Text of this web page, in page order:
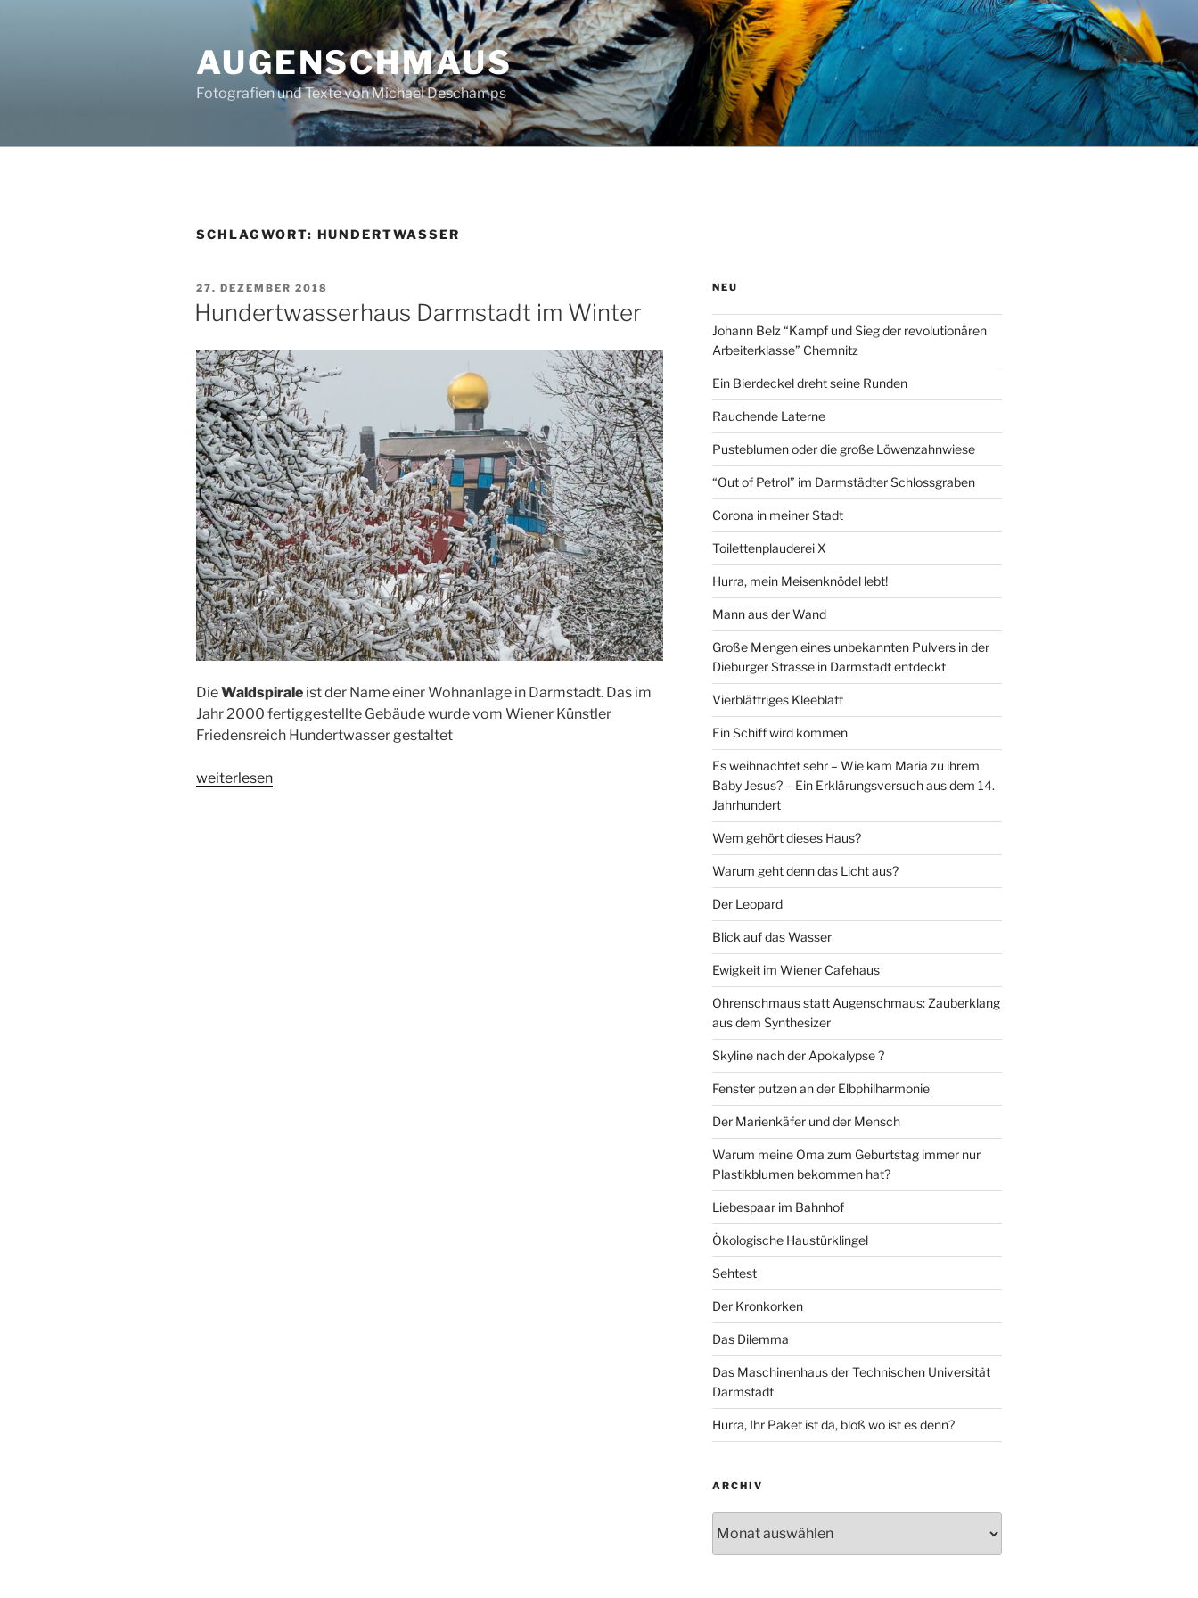
AUGENSCHMAUS
Fotografien und Texte von Michael Deschamps
SCHLAGWORT: HUNDERTWASSER
VERÖFFENTLICHT
AM
27. DEZEMBER 2018
Hundertwasserhaus Darmstadt im Winter
DieWaldspirale ist der Name einer Wohnanlage in Darmstadt. Das im
Jahr 2000 fertiggestellte Gebäudewurde vom Wiener Künstler
Friedensreich Hundertwasser gestaltet
„Hundertwasserhaus
weiterlesen
NEU
Johann Belz “Kampf und Sieg der revolutionären
Arbeiterklasse” Chemnitz
Ein Bierdeckel dreht seine Runden
Rauchende Laterne
Pusteblumen oder die große Löwenzahnwiese
“Out of Petrol” im Darmstädter Schlossgraben
Corona in meiner Stadt
Toilettenplauderei X
Hurra, mein Meisenknödel lebt!
Mann aus der Wand
Große Mengen eines unbekannten Pulvers in der
Dieburger Strasse in Darmstadt entdeckt
Vierblättriges Kleeblatt
Ein Schiff wird kommen
Es weihnachtet sehr – Wie kam Maria zu ihrem
Baby Jesus? – Ein Erklärungsversuch aus dem 14.
Jahrhundert
Wem gehört dieses Haus?
Warum geht denn das Licht aus?
Der Leopard
Blick auf das Wasser
Ewigkeit im Wiener Cafehaus
Ohrenschmaus statt Augenschmaus: Zauberklang
aus dem Synthesizer
Skyline nach der Apokalypse ?
Fenster putzen an der Elbphilharmonie
Der Marienkäfer und der Mensch
Warum meine Oma zum Geburtstag immer nur
Plastikblumen bekommen hat?
Liebespaar im Bahnhof
Ökologische Haustürklingel
Sehtest
Der Kronkorken
Das Dilemma
Das Maschinenhaus der Technischen Universität
Darmstadt
Hurra, Ihr Paket ist da, bloß wo ist es denn?
ARCHIV